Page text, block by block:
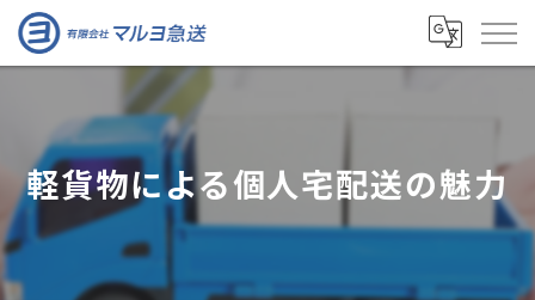
軽貨物による個人宅配送の魅力